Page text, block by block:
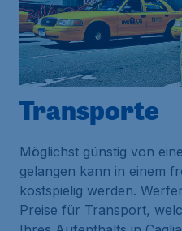
Transporte
Möglichst günstig von
gelangen kann in einem
kostspielig werden.
Preise für Transport,